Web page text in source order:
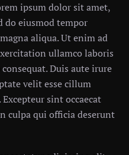
ipsum dolor sit amet,
do eiusmod tempor
aliqua. Ut enim ad
ullamco laboris
Duis aute irure
velit esse cillum
sint occaecat
culpa qui officia deserunt